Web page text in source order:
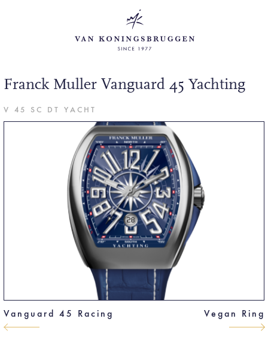
Franck Muller Vanguard 45 Yachting
V 45 SC DT YACHT
Vanguard 45 Racing Vegan Ring